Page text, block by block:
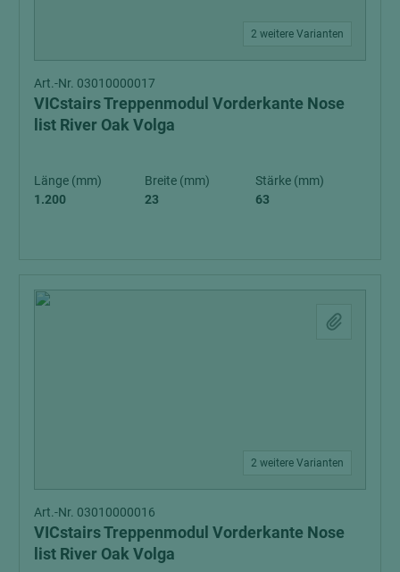
2 weitere Varianten
Art.-Nr. 03010000017
VICstairs Treppenmodul Vorderkante Nose
list River Oak Volga
Länge (mm)
1.200
Breite (mm)
23
Stärke (mm)
63
2 weitere Varianten
Art.-Nr. 03010000016
VICstairs Treppenmodul Vorderkante Nose
list River Oak Volga